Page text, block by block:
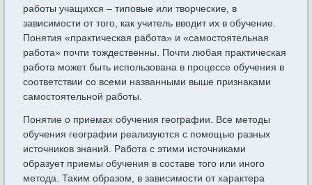
работы учащихся – типовые или творческие, в
зависимости от того, как учитель вводит их в обучение.
Понятия «практическая работа» и «самостоятельная
работа» почти тождественны. Почти любая практическая
работа может быть использована в процессе обучения в
соответствии со всеми названными выше признаками
самостоятельной работы.
Понятие о приемах обучения географии. Все методы
обучения географии реализуются с помощью разных
источников знаний. Работа с этими источниками
образует приемы обучения в составе того или иного
метода. Таким образом, в зависимости от характера